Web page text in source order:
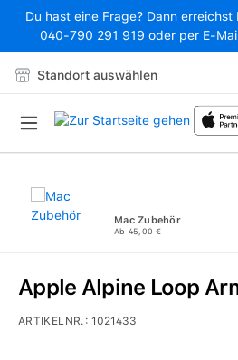
Zum Hauptinhalt springen
Du hast eine Frage? Dann
040-790 291 919 oder per E-
Standort auswählen
Mac Zubehör
Ab 45,00 €
Apple Alpine Loop
ARTIKELNR.:1021433